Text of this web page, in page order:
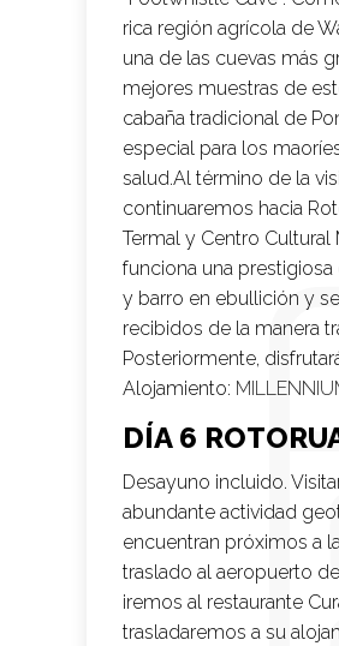
rica región agrícola de
una de las cuevas más
mejores muestras de
cabaña tradicional de
especial para los
salud.Al término de la
continuaremos hacia
Termal y Centro
funciona una
y barro en ebullición y
recibidos de la manera
Posteriormente,
Alojamiento:
DÍA 6
Desayuno incluido.
abundante actividad
encuentran próximos a
traslado al aeropuerto
iremos al restaurante
trasladaremos a su